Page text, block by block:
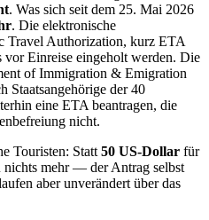
. Was sich seit dem 25. Mai 2026
. Die elektronische
Travel Authorization, kurz ETA
Einreise eingeholt werden. Die
of Immigration & Emigration
Staatsangehörige der 40
eine ETA beantragen, die
nicht.
Touristen: Statt 50 US-Dollar für
mehr — der Antrag selbst
aber unverändert über das